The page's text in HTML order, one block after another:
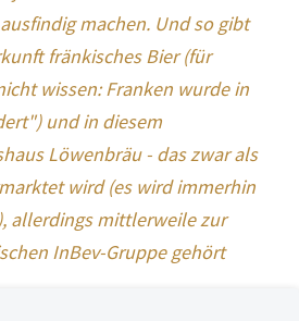
machen. Und so gibt
fränkisches Bier (für
wissen: Franken wurde in
und in diesem
Löwenbräu - das zwar als
wird (es wird immerhin
allerdings mittlerweile zur
InBev-Gruppe gehört